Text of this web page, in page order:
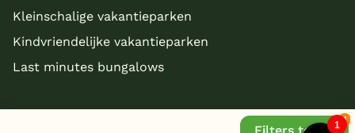
Kleinschalige vakantieparken
Kindvriendelijke vakantieparken
Last minutes bungalows